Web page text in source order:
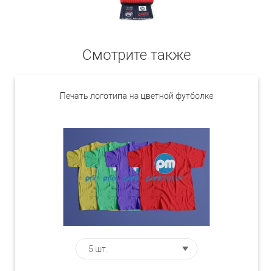
Смотрите также
Печать логотипа на цветной футболке